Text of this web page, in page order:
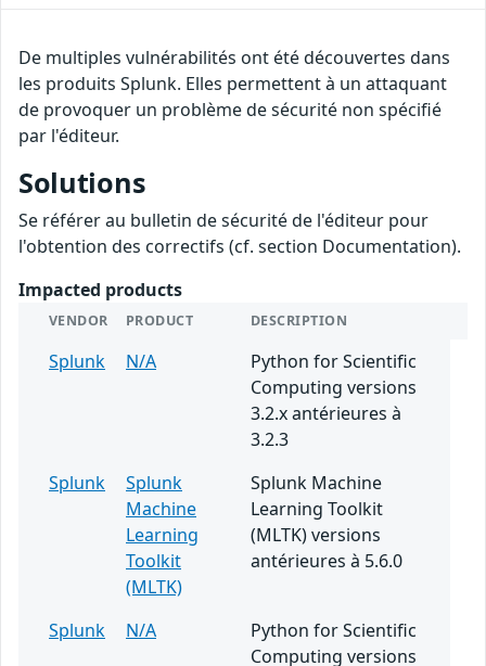
De multiples vulnérabilités ont été découvertes dans
les produits Splunk. Elles permettent à un attaquant
de provoquer un problème de sécurité non spécifié
par l'éditeur.
Solutions
Se référer au bulletin de sécurité de l'éditeur pour
l'obtention des correctifs (cf. section Documentation).
Impacted products
VENDOR PRODUCT DESCRIPTION
Splunk N/A
Python for Scientific
Computing versions
3.2.x antérieures à
3.2.3
Splunk
Splunk
Machine
Learning
Toolkit
(MLTK)
Splunk Machine
Learning Toolkit
(MLTK) versions
antérieures à 5.6.0
Splunk N/A
Python for Scientific
Computing versions